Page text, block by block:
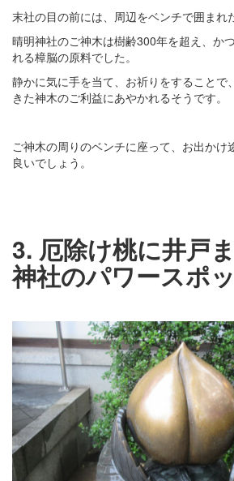
末社の目の前には、周辺をベンチで囲まれ
晴明神社のご神木は樹齢300年を超え、か
れる樟脳の原料でした。
静かに気に手を当て、お祈りをすることで
きた神木のご利益にあやかれるそうです。
ご神木の周りのベンチに座って、お出かけ
良いでしょう。
3. 厄除け桃に井戸
神社のパワースポッ